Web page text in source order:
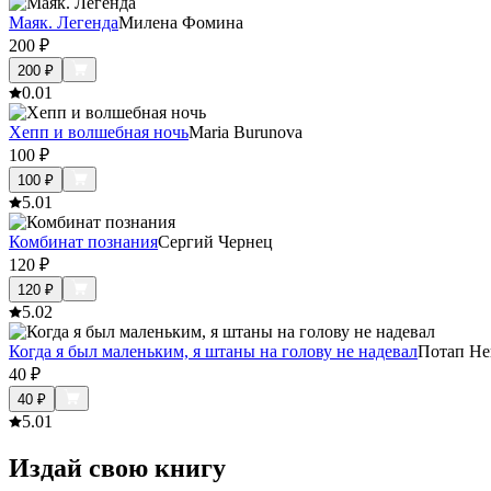
Маяк. ЛегендаМилена Фомина
200 ₽
200 ₽
0.01
Хепп и волшебная ночьMaria Burunova
100 ₽
100 ₽
5.01
Комбинат познанияСергий Чернец
120 ₽
120 ₽
5.02
Когда я был маленьким, я штаны на голову не надевалПотап
40 ₽
40 ₽
5.01
Издай свою книгу